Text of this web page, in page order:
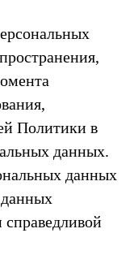
Политики в
данных.
данных
справедливой